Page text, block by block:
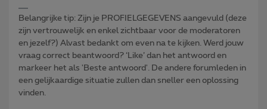
Belangrijke tip: Zijn je PROFIELGEGEVENS aangevuld (deze
zijn vertrouwelijk en enkel zichtbaar voor de moderatoren
en jezelf?) Alvast bedankt om even na te kijken. Werd jouw
vraag correct beantwoord? ‘Like’ dan het antwoord en
markeer het als 'Beste antwoord'. De andere forumleden in
een gelijkaardige situatie zullen dan sneller een oplossing
vinden.